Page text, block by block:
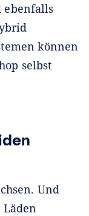
ebenfalls
können
selbst
Und